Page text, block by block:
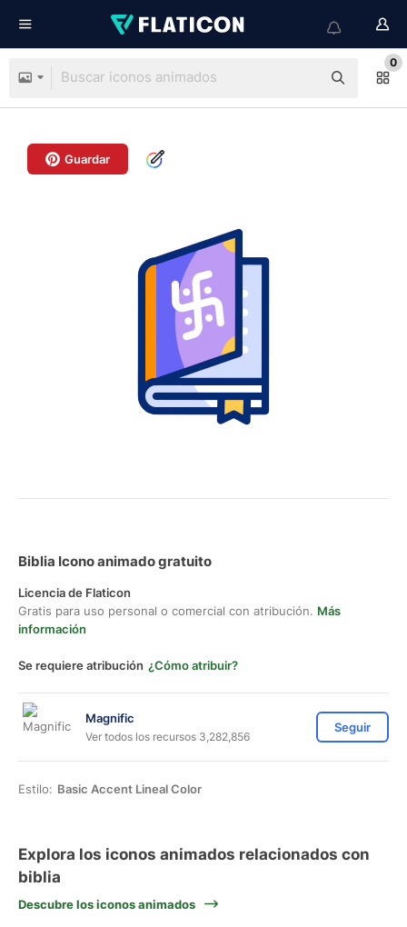
0
Guardar
Biblia Icono animado gratuito
Licencia de Flaticon
Gratis para uso personal o comercial con atribución. Más
información
Se requiere atribución ¿Cómo atribuir?
Magnific
Ver todos los recursos 3,282,856
Seguir
Estilo: Basic Accent Lineal Color
Explora los iconos animados relacionados con
biblia
Descubre los iconos animados